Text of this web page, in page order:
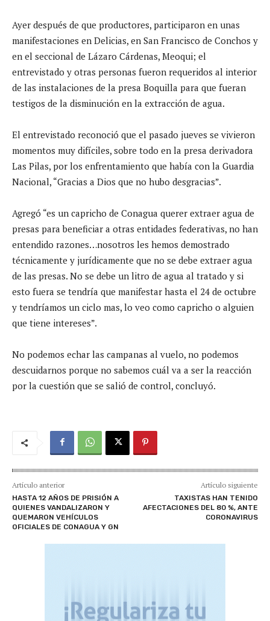
Ayer después de que productores, participaron en unas
manifestaciones en Delicias, en San Francisco de Conchos y
en el seccional de Lázaro Cárdenas, Meoqui; el
entrevistado y otras personas fueron requeridos al interior
de las instalaciones de la presa Boquilla para que fueran
testigos de la disminución en la extracción de agua.
El entrevistado reconoció que el pasado jueves se vivieron
momentos muy difíciles, sobre todo en la presa derivadora
Las Pilas, por los enfrentamiento que había con la Guardia
Nacional, “Gracias a Dios que no hubo desgracias”.
Agregó “es un capricho de Conagua querer extraer agua de
presas para beneficiar a otras entidades federativas, no han
entendido razones…nosotros les hemos demostrado
técnicamente y jurídicamente que no se debe extraer agua
de las presas. No se debe un litro de agua al tratado y si
esto fuera se tendría que manifestar hasta el 24 de octubre
y tendríamos un ciclo mas, lo veo como capricho o alguien
que tiene intereses”.
No podemos echar las campanas al vuelo, no podemos
descuidarnos porque no sabemos cuál va a ser la reacción
por la cuestión que se salió de control, concluyó.
Artículo anterior
HASTA 12 AÑOS DE PRISIÓN A
QUIENES VANDALIZARON Y
QUEMARON VEHÍCULOS
OFICIALES DE CONAGUA Y GN
Artículo siguiente
TAXISTAS HAN TENIDO
AFECTACIONES DEL 80 %, ANTE
CORONAVIRUS